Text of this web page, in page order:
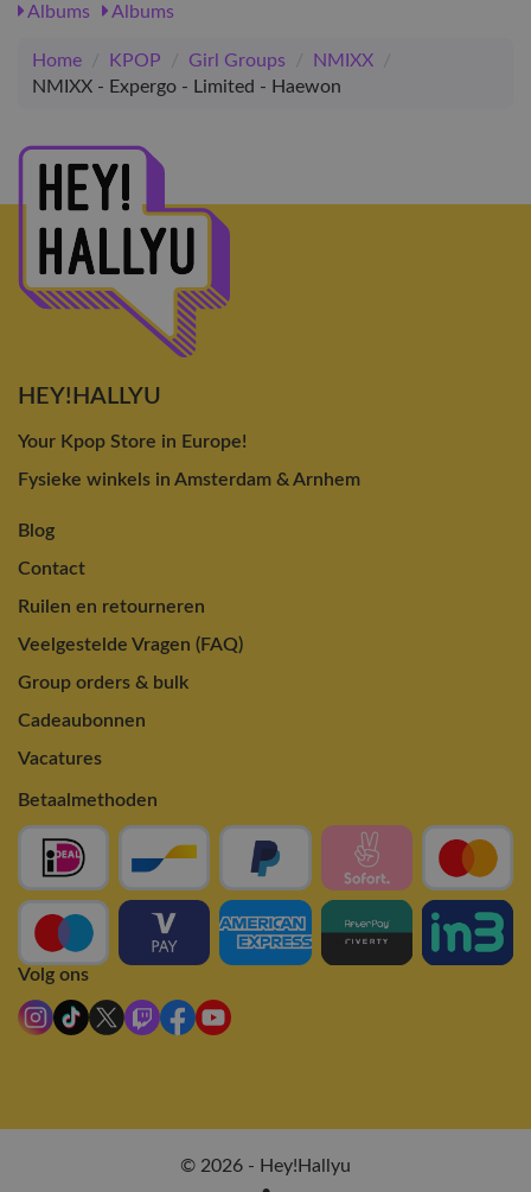
Albums
Albums
Home / KPOP / Girl Groups / NMIXX
/
NMIXX - Expergo - Limited - Haewon
HEY!HALLYU
Your Kpop Store in Europe!
Fysieke winkels in Amsterdam & Arnhem
Blog
Contact
Ruilen en retourneren
Veelgestelde Vragen (FAQ)
Group orders & bulk
Cadeaubonnen
Vacatures
Betaalmethoden
Volg ons
© 2026 - Hey!Hallyu